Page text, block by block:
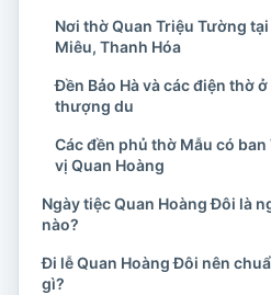
Quan Hoàng
ngưỡng thờ
gọi Đệ Nhị,
Nơi thờ Quan Triệu Tường tại
Miêu, Thanh Hóa
Đền Bảo Hà và các điện thờ
thượng du
Các đền phủ thờ Mẫu có ban
vị Quan Hoàng
Ngày tiệc Quan Hoàng Đôi là
nào?
Đi lễ Quan Hoàng Đôi nên
gì?